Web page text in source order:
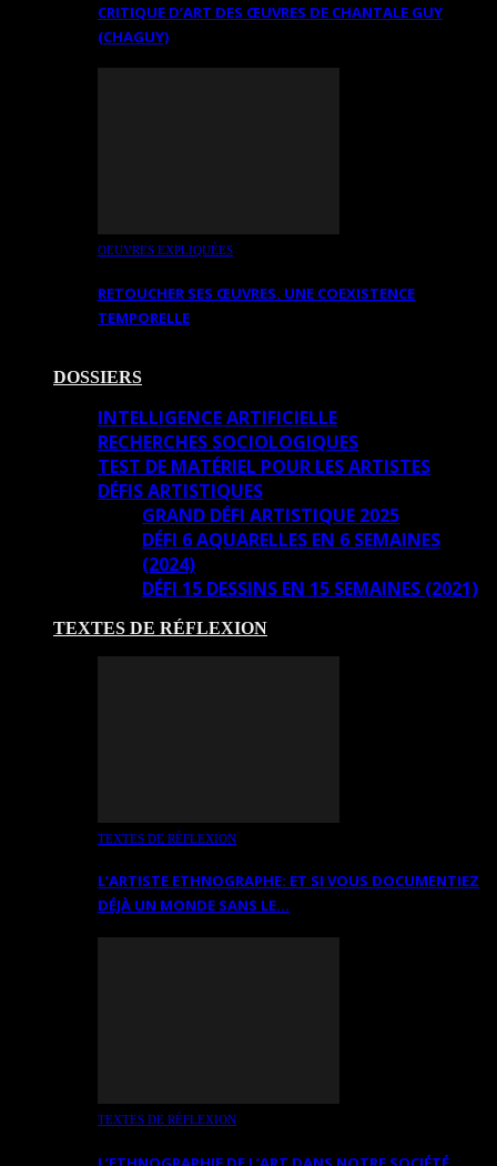
CRITIQUE D’ART DES ŒUVRES DE CHANTALE GUY
(CHAGUY)
OEUVRES EXPLIQUÉES
RETOUCHER SES ŒUVRES. UNE COEXISTENCE
TEMPORELLE
DOSSIERS
INTELLIGENCE ARTIFICIELLE
RECHERCHES SOCIOLOGIQUES
TEST DE MATÉRIEL POUR LES ARTISTES
DÉFIS ARTISTIQUES
GRAND DÉFI ARTISTIQUE 2025
DÉFI 6 AQUARELLES EN 6 SEMAINES
(2024)
DÉFI 15 DESSINS EN 15 SEMAINES (2021)
TEXTES DE RÉFLEXION
TEXTES DE RÉFLEXION
L’ARTISTE ETHNOGRAPHE: ET SI VOUS DOCUMENTIEZ
DÉJÀ UN MONDE SANS LE…
TEXTES DE RÉFLEXION